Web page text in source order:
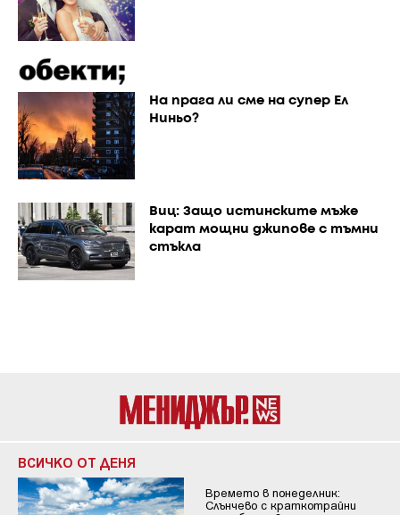
На прага ли сме на супер Ел
Ниньо?
Виц: Защо истинските мъже
карат мощни джипове с тъмни
стъкла
ВСИЧКО ОТ ДЕНЯ
Времето в понеделник:
Слънчево с краткотрайни